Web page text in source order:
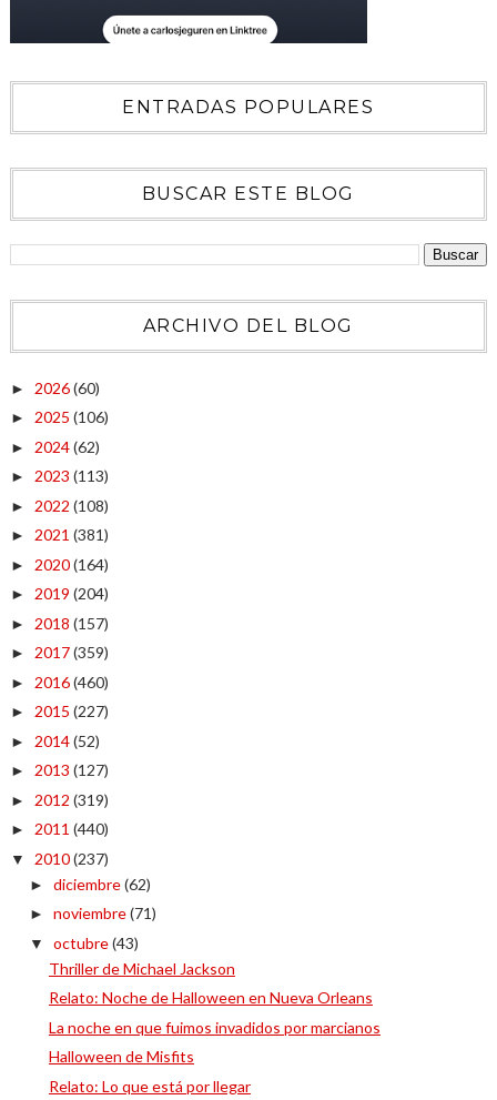
ENTRADAS POPULARES
BUSCAR ESTE BLOG
ARCHIVO DEL BLOG
► 2026(60)
► 2025 (106)
► 2024(62)
► 2023 (113)
► 2022 (108)
► 2021 (381)
► 2020(164)
► 2019 (204)
► 2018 (157)
► 2017(359)
► 2016(460)
► 2015 (227)
► 2014(52)
► 2013 (127)
► 2012 (319)
► 2011 (440)
▼ 2010(237)
► diciembre(62)
► noviembre(71)
▼ octubre(43)
Thriller de Michael Jackson
Relato: Noche de Halloween en Nueva Orleans
La noche en que fuimos invadidos por marcianos
Halloween de Misfits
Relato: Lo que está por llegar